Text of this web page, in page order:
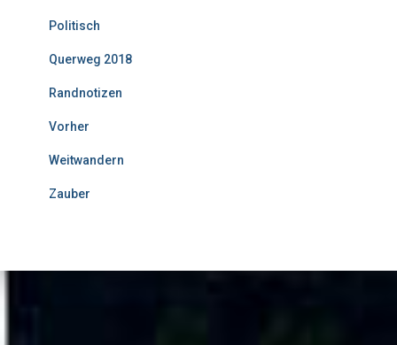
Politisch
Querweg 2018
Randnotizen
Vorher
Weitwandern
Zauber